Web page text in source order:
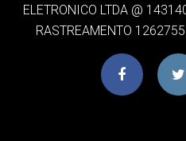
ELETRONICO LTDA @
RASTREAMENTO